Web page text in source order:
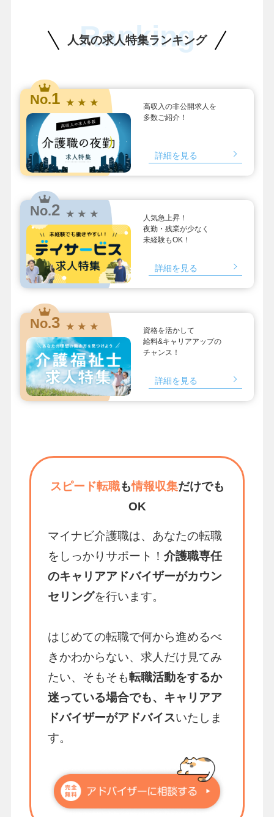
人気の求人特集ランキング
Ranking
No.1 ★ ★ ★
高収入の非公開求人を
多数ご紹介！
詳細を見る
No.2 ★ ★ ★
人気急上昇！
夜勤・残業が少なく
未経験もOK！
詳細を見る
No.3 ★ ★ ★
資格を活かして
給料&キャリアアップの
チャンス！
詳細を見る
スピード転職も情報収集だけでも
OK
マイナビ介護職は、あなたの転職
をしっかりサポート！ 介護職専任
のキャリアアドバイザーがカウン
セリングを行います。
はじめての転職で何から進めるべ
きかわからない、求人だけ見てみ
たい、そもそも転職活動をするか
迷っている場合でも、キャリアア
ドバイザーがアドバイスいたしま
す。